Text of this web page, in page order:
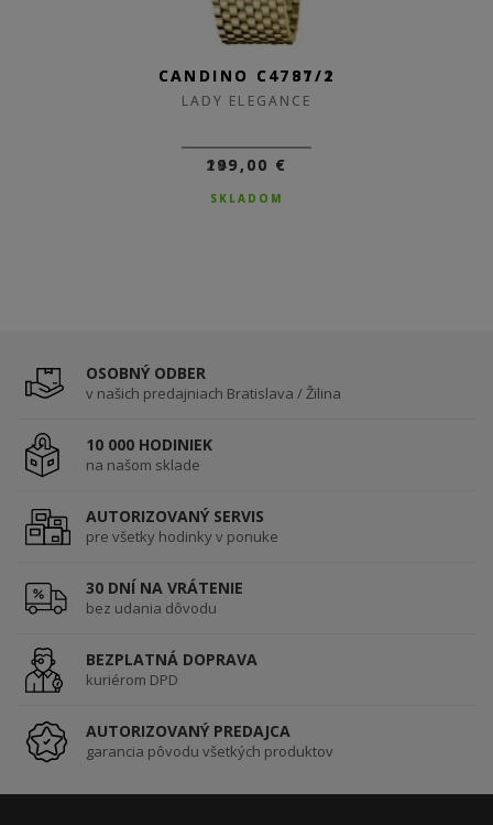
CANDINO C4791/1
LADY ELEGANCE
249,00 €
SKLADOM
CANDINO C4787/2
LADY ELEGANCE
199,00 €
SKLADOM
OSOBNÝ ODBER
v našich predajniach Bratislava / Žilina
10 000 HODINIEK
na našom sklade
AUTORIZOVANÝ SERVIS
pre všetky hodinky v ponuke
30 DNÍ NA VRÁTENIE
bez udania dôvodu
BEZPLATNÁ DOPRAVA
kuriérom DPD
AUTORIZOVANÝ PREDAJCA
garancia pôvodu všetkých produktov